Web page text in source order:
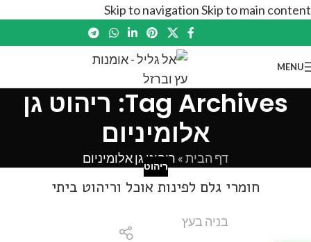
Skip to navigationSkip to main content
MENU
Tag Archives: ריהוט גן
אלומיניום
דף הבית» ריהוט גן אלומיניום
ריהוט
חומרי גלם לפינות אוכל וריהוט ביתי
בניה בעץ